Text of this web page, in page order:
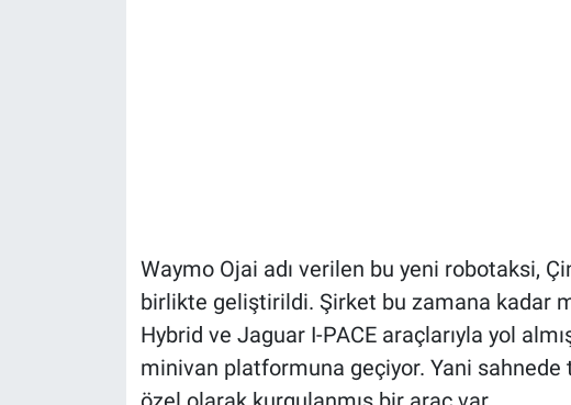
Waymo Ojai adı verilen bu yeni robotaksi,
birlikte geliştirildi. Şirket bu zamana kadar
Hybrid ve Jaguar I-PACE araçlarıyla yol
minivan platformuna geçiyor. Yani sahnede